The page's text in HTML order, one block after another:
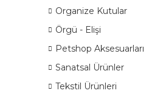
Organize Kutular
Örgü - Elişi
Petshop Aksesuarları
Sanatsal Ürünler
Tekstil Ürünleri